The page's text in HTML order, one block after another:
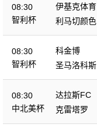
08:30
智利杯
伊基克体育
利马切颜色
08:30
智利杯
科金博
圣马洛科斯
08:30
中北美杯
达拉斯FC
克雷塔罗